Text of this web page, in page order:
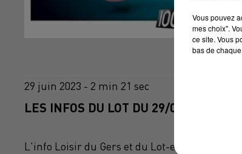
29 juin 2023 - 2 min 21 sec
LES INFOS DU LOT DU 29/06/2023 À
L'info Loisir du Gers et du Lot-et-Garonne du
Vous pouvez
mes choix".
ce site. Vous
bas de